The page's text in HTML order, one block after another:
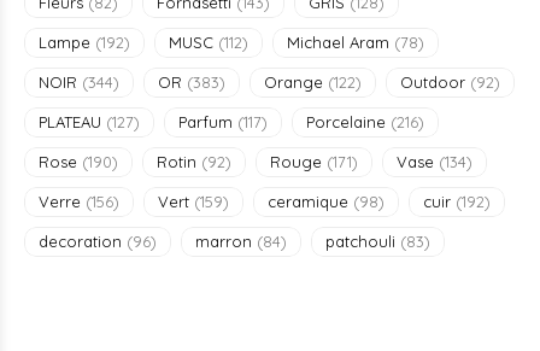
Lampe (192) MUSC (112) Michael Aram (78)
NOIR (344) OR (383) Orange (122) Outdoor (92)
PLATEAU (127) Parfum (117) Porcelaine (216)
Rose (190) Rotin (92) Rouge (171) Vase (134)
Verre (156) Vert (159) ceramique (98) cuir (192)
decoration (96) marron (84) patchouli (83)